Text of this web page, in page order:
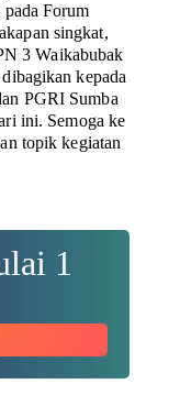
pada Forum
singkat,
3 Waikabubak
kepada
PGRI Sumba
ini. Semoga ke
topik kegiatan
1